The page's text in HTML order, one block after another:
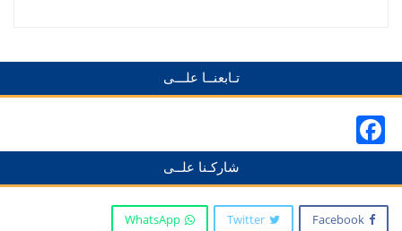
تـابعنــا علـــى
شاركـنا علــى
Facebook
Twitter
WhatsApp